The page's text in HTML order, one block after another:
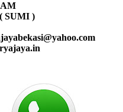
SUMI )